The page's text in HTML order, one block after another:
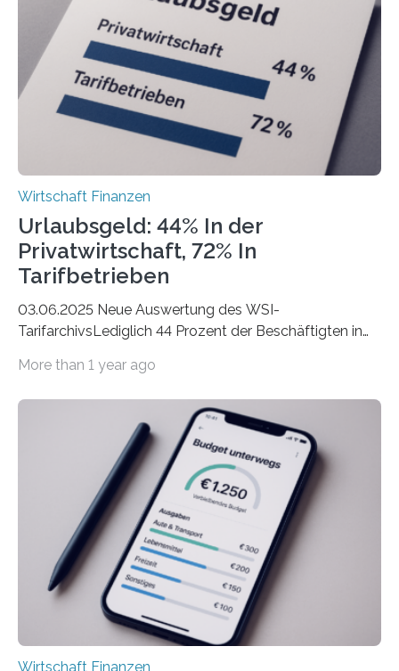
eigene freiberufliche Existenz, dahinter folgten die
Städte Hamburg, München und Köln. Betrachtet man
hingegen die Existenzgründungsintensität – die Anzahl
der freiberuflichen Gründungen je…
Wirtschaft Finanzen
Urlaubsgeld: 44% In der
Privatwirtschaft, 72% In
Tarifbetrieben
03.06.2025 Neue Auswertung des WSI-
TarifarchivsLediglich 44 Prozent der Beschäftigten in
tarifgebundenen Betrieben ist der Anteil mit 72 Prozent
Unterkünfte fast überall deutlich teurer geworden. Für
viele Beschäftigte ist deshalb das zumeist im Juni oder
Juli ausgezahlte Urlaubsgeld ein wichtiger Faktor, um
sich den wohlverdienten Jahresurlaub leisten zu
können. Allerdings erhält mit 44 Prozent noch nicht
einmal die Hälfte aller Beschäftigten in der
Privatwirtschaft Urlaubsgeld. Zu diesem…
More than 1 year ago
Wirtschaft Finanzen